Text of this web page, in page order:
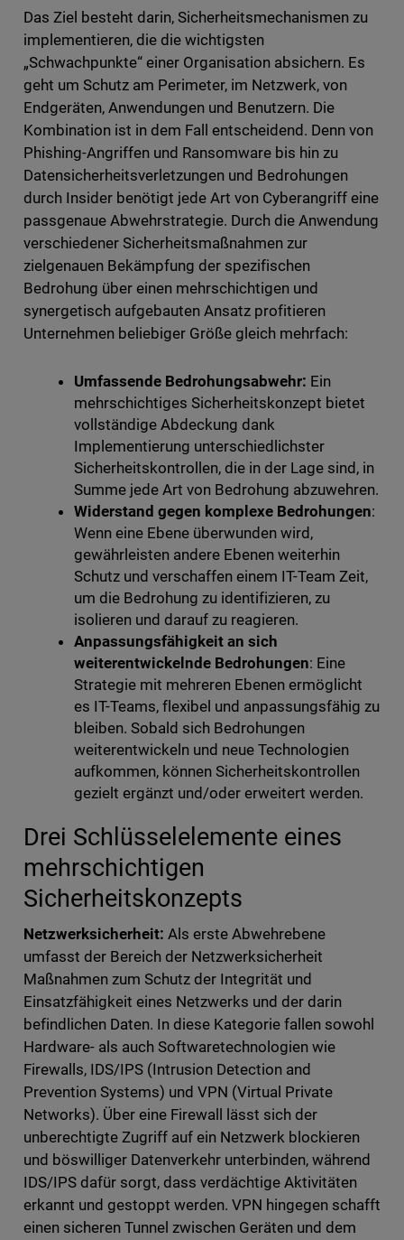
Das Ziel besteht darin, Sicherheitsmechanismen zu
implementieren, die die wichtigsten
„Schwachpunkte“ einer Organisation absichern. Es
geht um Schutz am Perimeter, im Netzwerk, von
Endgeräten, Anwendungen und Benutzern. Die
Kombination ist in dem Fall entscheidend. Denn von
Phishing-Angriffen und Ransomware bis hin zu
Datensicherheitsverletzungen und Bedrohungen
durch Insider benötigt jede Art von Cyberangriff eine
passgenaue Abwehrstrategie. Durch die Anwendung
verschiedener Sicherheitsmaßnahmen zur
zielgenauen Bekämpfung der spezifischen
Bedrohung über einen mehrschichtigen und
synergetisch aufgebauten Ansatz profitieren
Unternehmen beliebiger Größe gleich mehrfach:
Umfassende Bedrohungsabwehr: Ein
mehrschichtiges Sicherheitskonzept bietet
vollständige Abdeckung dank
Implementierung unterschiedlichster
Sicherheitskontrollen, die in der Lage sind, in
Summe jede Art von Bedrohung abzuwehren.
Widerstand gegen komplexe Bedrohungen:
Wenn eine Ebene überwunden wird,
gewährleisten andere Ebenen weiterhin
Schutz und verschaffen einem IT-Team Zeit,
um die Bedrohung zu identifizieren, zu
isolieren und darauf zu reagieren.
Anpassungsfähigkeit an sich
weiterentwickelnde Bedrohungen: Eine
Strategie mit mehreren Ebenen ermöglicht
es IT-Teams, flexibel und anpassungsfähig zu
bleiben. Sobald sich Bedrohungen
weiterentwickeln und neue Technologien
aufkommen, können Sicherheitskontrollen
gezielt ergänzt und/oder erweitert werden.
Drei Schlüsselelemente eines
mehrschichtigen
Sicherheitskonzepts
Netzwerksicherheit: Als erste Abwehrebene
umfasst der Bereich der Netzwerksicherheit
Maßnahmen zum Schutz der Integrität und
Einsatzfähigkeit eines Netzwerks und der darin
befindlichen Daten. In diese Kategorie fallen sowohl
Hardware- als auch Softwaretechnologien wie
Firewalls, IDS/IPS (Intrusion Detection and
Prevention Systems) und VPN (Virtual Private
Networks). Über eine Firewall lässt sich der
unberechtigte Zugriff auf ein Netzwerk blockieren
und böswilliger Datenverkehr unterbinden, während
IDS/IPS dafür sorgt, dass verdächtige Aktivitäten
erkannt und gestoppt werden. VPN hingegen schafft
einen sicheren Tunnel zwischen Geräten und dem